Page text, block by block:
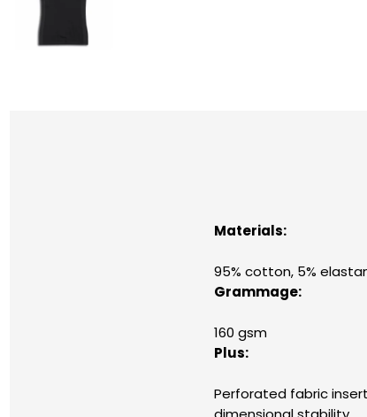
Materials:
95% cotton, 5%
Grammage:
160 gsm
Plus:
Perforated fabric